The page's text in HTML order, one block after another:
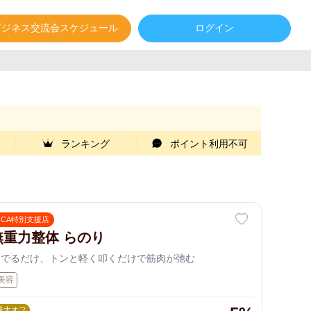
ログイン
ネス交流会スケジュール
ランキング ポイント利用不可
特別支援店
力整体 らのり
るだけ、トンと軽く叩くだけで筋肉が弛む
容